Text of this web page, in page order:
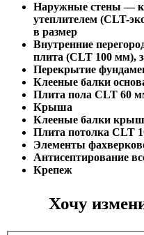
Наружные стены —
утеплителем (CLT-
в размер
Внутренние
плита (CLT 100 мм),
Перекрытие
Клееные балки
Плита пола CLT 60
Крыша
Клееные балки
Плита потолка CLT
Элементы
Антисептирование
Крепеж
Хочу